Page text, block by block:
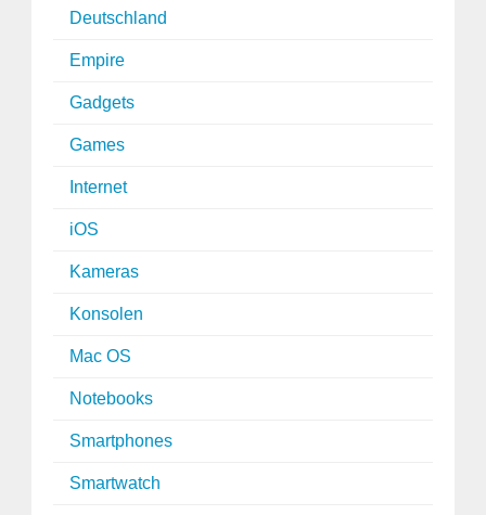
Deutschland
Empire
Gadgets
Games
Internet
iOS
Kameras
Konsolen
Mac OS
Notebooks
Smartphones
Smartwatch